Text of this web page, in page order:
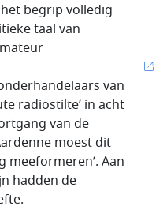
begrip volledig
taal van
van
radiostilte’ in acht
van de
moest dit
meeformeren’. Aan
hadden de